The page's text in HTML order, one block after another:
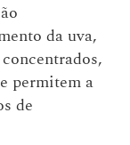
da uva,
permitem a
de